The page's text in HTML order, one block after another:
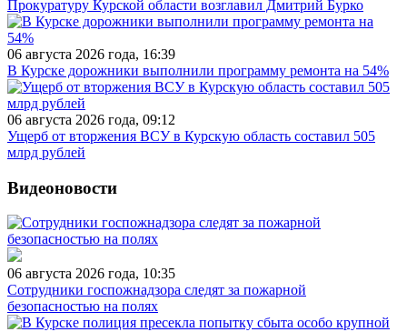
Прокуратуру Курской области возглавил Дмитрий Бурко
06 августа 2026 года, 16:39
В Курске дорожники выполнили программу ремонта на 54%
06 августа 2026 года, 09:12
Ущерб от вторжения ВСУ в Курскую область составил 505
млрд рублей
Видеоновости
06 августа 2026 года, 10:35
Сотрудники госпожнадзора следят за пожарной
безопасностью на полях